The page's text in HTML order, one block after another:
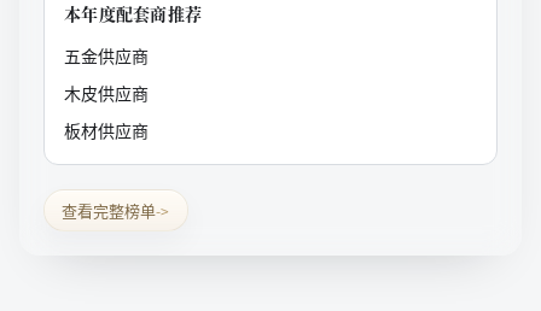
本年度配套商推荐
五金供应商
木皮供应商
板材供应商
查看完整榜单->